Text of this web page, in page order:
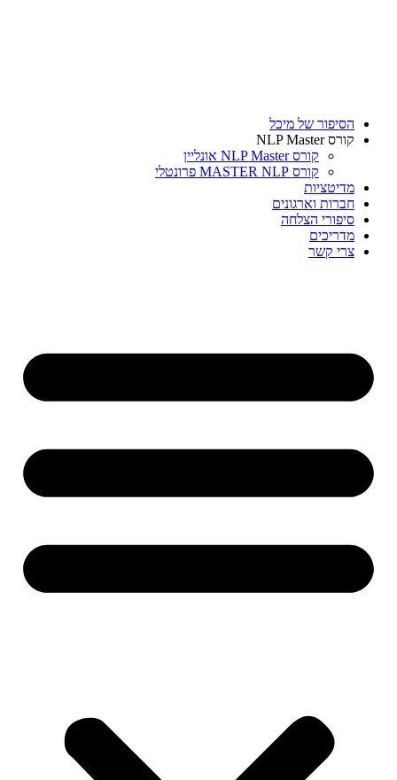
הסיפור של מיכל
קורס NLP Master
קורס NLP Master אונליין
קורס MASTER NLP פרונטלי
מדיטציות
חברות וארגונים
סיפורי הצלחה
מדריכים
צרי קשר